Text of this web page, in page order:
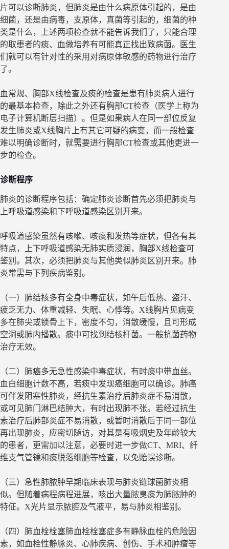
片可以诊断肺炎，但肺炎是由什么病原体引起的，是由
细菌，还是由病毒，支原体，真菌等引起的，细菌的种
类是什么，上述两项检查就不能告诉我们了，只能合理
的取患者的痰、血做培养有可能真正找出致病菌。医生
们就可以有针对性的采用对病原体敏感的药物进行治疗
了。
血常规、胸部X线检查及痰的检查是患有肺炎病人进行
的最基本检查，除此之外还有胸部CT检查（医学上称为
电子计算机断层扫描）。但是如果病人在同一部位反复
发生肺炎或X线胸片上有其它可疑的病变，而一般检查
难以明确诊断时，就需要进行胸部CT检查或其他更进一
步的检查。
诊断程序
肺炎的诊断程序包括：确定肺炎诊断首先必须把肺炎与
上呼吸道感染和下呼吸道感染区别开来。
呼吸道感染虽然有咳嗽、咳痰和发热等症状，但各有其
特点，上下呼吸道感染无肺实质浸润，胸部X线检查可
鉴别。其次，必须把肺炎与其他类似肺炎区别开来。肺
炎常需与下列疾病鉴别。
（一）肺结核多有全身中毒症状，如午后低热、盗汗、
疲乏无力、体重减轻、失眠、心悸等。X线胸片见病变
多在肺尖或锁骨上下，密度不匀，消散缓慢，且可形成
空洞或肺内播散。痰中可找到结核杆菌。一般抗菌药物
治疗无效。
（二）肺癌多无急性感染中毒症状，有时痰中带血丝。
血白细胞计数不高，若痰中发现癌细胞可以确诊。肺癌
可伴发阻塞性肺炎，经抗生素治疗后肺炎症不易消散，
或可见肺门淋巴结肿大，有时出现肺不张。若经过抗生
素治疗后肺部炎症不易消散，或暂时消散后于同一部位
再出现肺炎，应密切随访，对其是有吸烟史及年龄较大
的患者，更需加以注意，必要时进一步做CT、MRI、纤
维支气管镜和痰脱落细胞等检查，以免贻误诊断。
（三）急性肺脓肿早期临床表现与肺炎链球菌肺炎相
似。但随着病程病程进展，咳出大量脓臭痰为肺脓肿的
特佂。X光片显示脓腔及气液平，易与肺炎相鉴别。
（四）肺血栓栓塞肺血栓栓塞症多有静脉血栓的危险因
素，如血栓性静脉炎、心肺疾病、创伤、手术和肿瘤等